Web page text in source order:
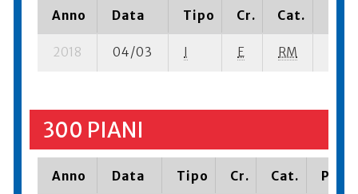
Anno Data Tipo Cr. Cat.
2018 04/03 I E RM
300 PIANI
Anno Data Tipo Cr. Cat.